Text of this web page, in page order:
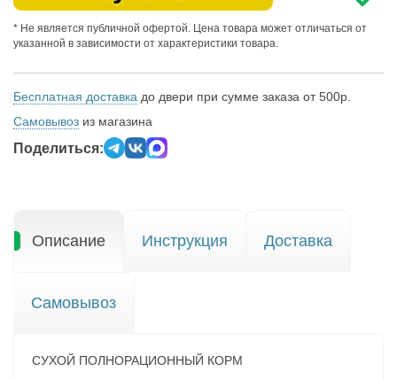
* Не является публичной офертой. Цена товара может отличаться от
указанной в зависимости от характеристики товара.
Бесплатная доставка до двери при сумме заказа от 500р.
Самовывоз из магазина
Поделиться:
Описание Инструкция Доставка
Самовывоз
СУХОЙ ПОЛНОРАЦИОННЫЙ КОРМ